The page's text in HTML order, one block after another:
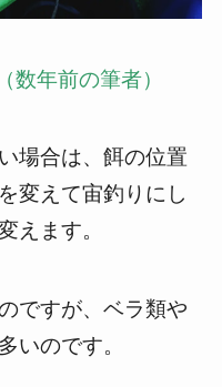
数年前の筆者）
場合は、餌の位置
変えて宙釣りにし
えます。
ですが、ベラ類や
いのです。